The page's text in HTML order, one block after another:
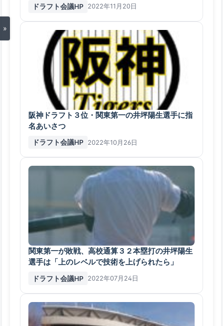
»
ドラフト会議HP 2022年11月20日
阪神ドラフト３位・関東第一の井坪陽生選手に指
名あいさつ
ドラフト会議HP 2022年10月26日
関東第一が敗戦、高校通算３２本塁打の井坪陽生
選手は「上のレベルで技術を上げられたら」
ドラフト会議HP 2022年07月24日